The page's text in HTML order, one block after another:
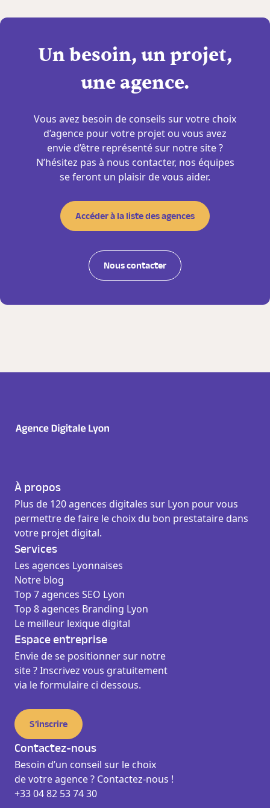
Un besoin, un projet,
une agence.
Vous avez besoin de conseils sur votre choix
d’agence pour votre projet ou vous avez
envie d’être représenté sur notre site ?
N’hésitez pas à nous contacter, nos équipes
se feront un plaisir de vous aider.
Accéder à la liste des agences
Nous contacter
À propos
Plus de 120 agences digitales sur Lyon pour vous
permettre de faire le choix du bon prestataire dans
votre projet digital.
Services
Les agences Lyonnaises
Notre blog
Top 7 agences SEO Lyon
Top 8 agences Branding Lyon
Le meilleur lexique digital
Espace entreprise
Envie de se positionner sur notre
site ? Inscrivez vous gratuitement
via le formulaire ci dessous.
S’inscrire
Contactez-nous
Besoin d’un conseil sur le choix
de votre agence ? Contactez-nous !
+33 04 82 53 74 30